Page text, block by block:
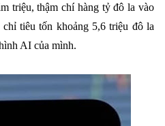
triệu, thậm chí hàng tỷ đô la vào
tiêu tốn khoảng 5,6 triệu đô la
AI của mình.